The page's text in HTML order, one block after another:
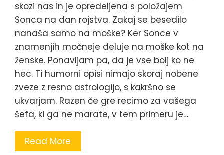
skozi nas in je opredeljena s položajem
Sonca na dan rojstva. Zakaj se besedilo
nanaša samo na moške? Ker Sonce v
znamenjih močneje deluje na moške kot na
ženske. Ponavljam pa, da je vse bolj ko ne
hec. Ti humorni opisi nimajo skoraj nobene
zveze z resno astrologijo, s kakršno se
ukvarjam. Razen če gre recimo za vašega
šefa, ki ga ne marate, v tem primeru je…
Read More